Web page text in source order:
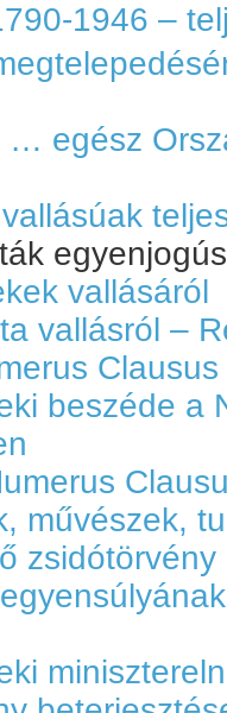
1946 –
… egész
vallásáról
vallásról –
Clausus
beszéde a
művészek,
zsidótörvény